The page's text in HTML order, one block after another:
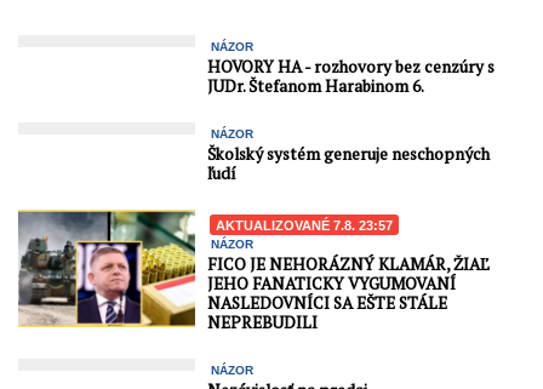
Úrad by ju mal mať len doNÁZOR
HOVORY HA - rozhovory bez cenzúry s
JUDr. Štefanom Harabinom 6.
NÁZOR
Školský systém generuje neschopných
ľudí
AKTUALIZOVANÉ 7.8. 23:57
NÁZOR
FICO JE NEHORÁZNÝ KLAMÁR, ŽIAĽ
JEHO FANATICKY VYGUMOVANÍ
NASLEDOVNÍCI SA EŠTE STÁLE
NEPREBUDILI
NÁZOR